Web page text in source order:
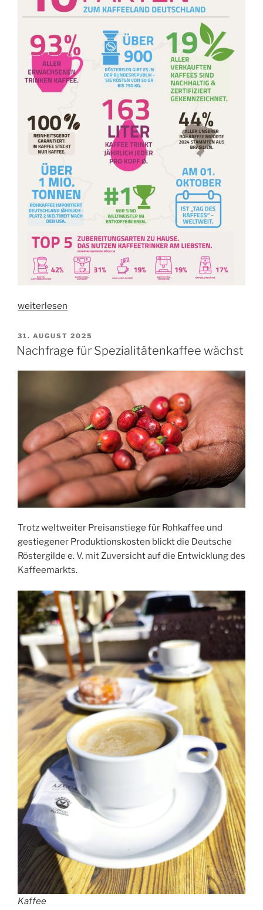
„KAFFEELAND
weiterlesen
VERÖFFENTLICHT
AM
31. AUGUST 2025
Nachfrage für Spezialitätenkaffee wächst
Trotz weltweiter Preisanstiege für Rohkaffee und
gestiegener Produktionskosten blickt die Deutsche
Röstergilde e. V. mit Zuversicht auf die Entwicklung des
Kaffeemarkts.
Kaffee